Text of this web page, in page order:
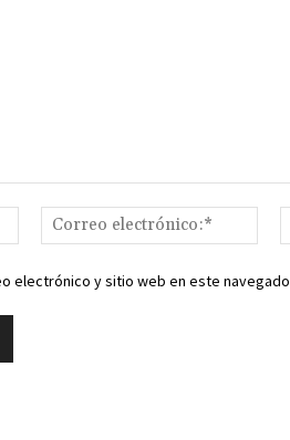
Nombre:*
electrónico y sitio web en este